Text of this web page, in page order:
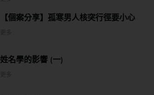
【個案分享】孤寒男人核突行徑要小心
姓名學的影響 (一)